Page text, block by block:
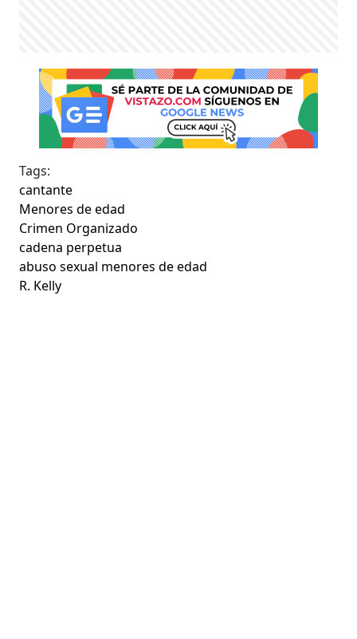
Tags:
cantante
Menores de edad
Crimen Organizado
cadena perpetua
abuso sexual menores de edad
R. Kelly